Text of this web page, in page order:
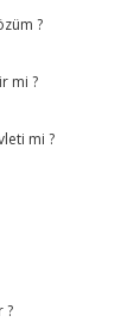
?
mi ?
mi ?
?